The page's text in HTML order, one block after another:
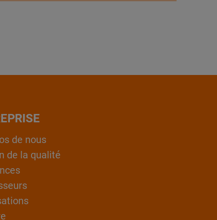
de nous
de la qualité